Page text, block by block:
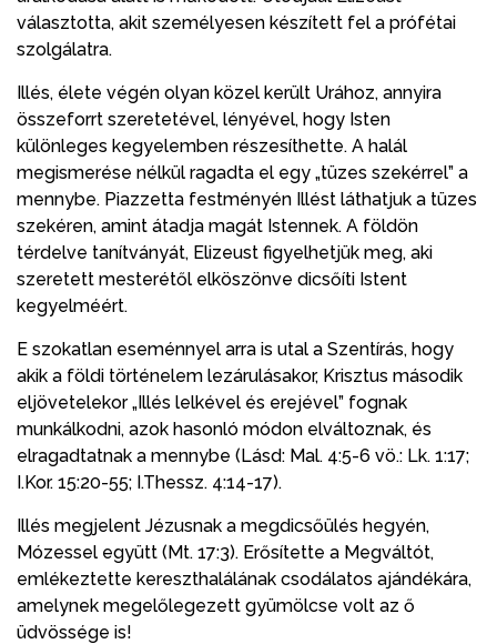
választotta, akit személyesen készített fel a prófétai
szolgálatra.
Illés, élete végén olyan közel került Urához, annyira
összeforrt szeretetével, lényével, hogy Isten
különleges kegyelemben részesíthette. A halál
megismerése nélkül ragadta el egy „tüzes szekérrel” a
mennybe. Piazzetta festményén Illést láthatjuk a tüzes
szekéren, amint átadja magát Istennek. A földön
térdelve tanítványát, Elizeust figyelhetjük meg, aki
szeretett mesterétől elköszönve dicsőíti Istent
kegyelméért.
E szokatlan eseménnyel arra is utal a Szentírás, hogy
akik a földi történelem lezárulásakor, Krisztus második
eljövetelekor „Illés lelkével és erejével” fognak
munkálkodni, azok hasonló módon elváltoznak, és
elragadtatnak a mennybe (Lásd: Mal. 4:5-6 vö.: Lk. 1:17;
I.Kor. 15:20-55; I.Thessz. 4:14-17).
Illés megjelent Jézusnak a megdicsőülés hegyén,
Mózessel együtt (Mt. 17:3). Erősítette a Megváltót,
emlékeztette kereszthalálának csodálatos ajándékára,
amelynek megelőlegezett gyümölcse volt az ő
üdvössége is!